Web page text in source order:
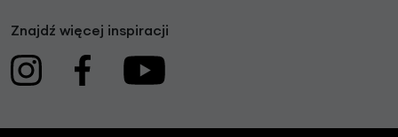
Znajdź więcej inspiracji